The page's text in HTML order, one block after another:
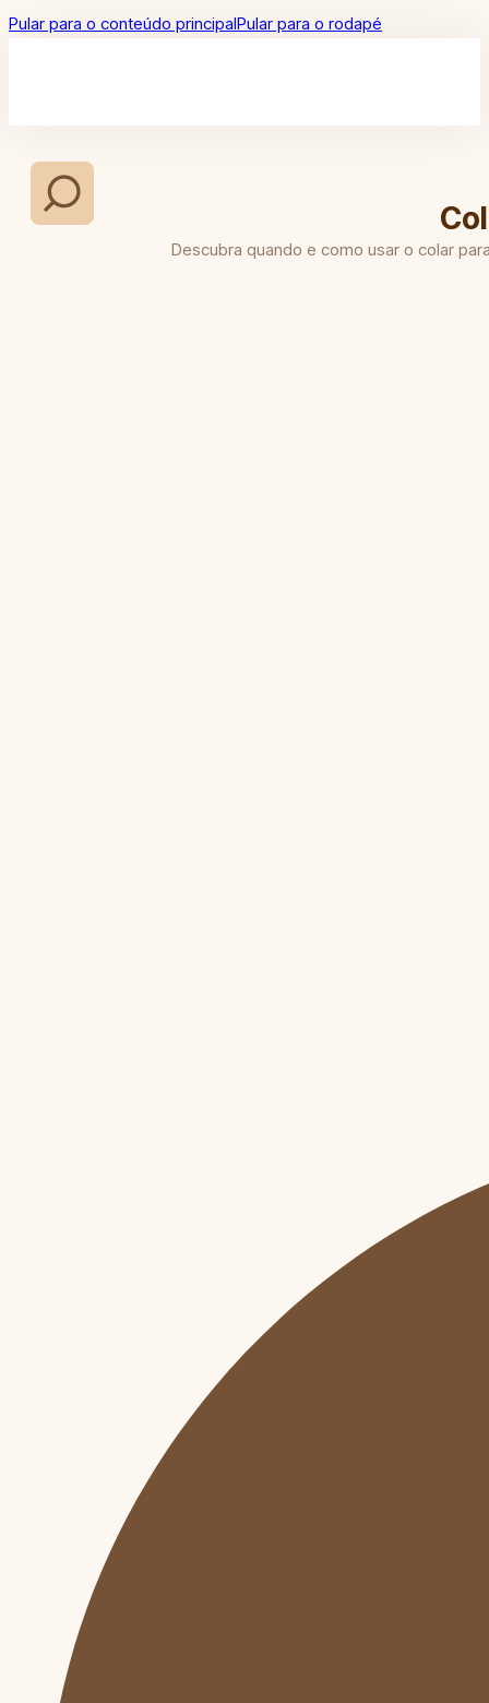
Pular para o conteúdo principalPular para o rodapé
Descubra quando e como usar o colar